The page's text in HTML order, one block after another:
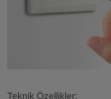
Teknik Özellikler: